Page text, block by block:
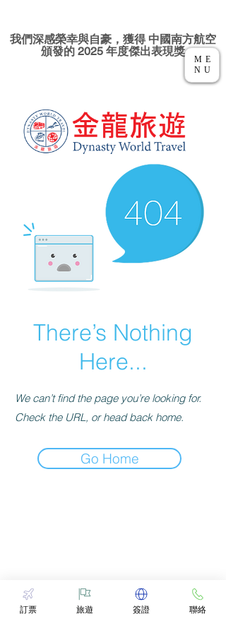
我們深感榮幸與自豪，獲得 中國南方航空
頒發的 2025 年度傑出表現獎
ME
NU
There’s Nothing
Here...
We can’t find the page you’re looking for.
Check the URL, or head back home.
Go Home
訂票 旅遊 簽證 聯絡